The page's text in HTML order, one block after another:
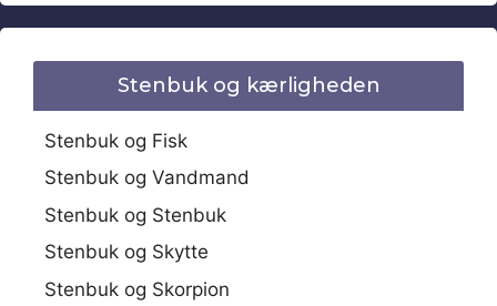
Stenbuk og kærligheden
Stenbuk og Fisk
Stenbuk og Vandmand
Stenbuk og Stenbuk
Stenbuk og Skytte
Stenbuk og Skorpion